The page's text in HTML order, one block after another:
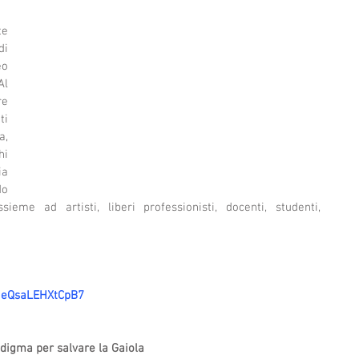
ad artisti, liberi professionisti, docenti, studenti,
per salvare la Gaiola